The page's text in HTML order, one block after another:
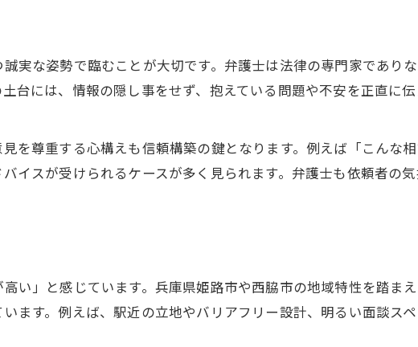
に好印象を与える準備のコツ
悩みを整理して弁護士活用
に敬意を示す関係作りの基本
士改善策で信頼関係を強化する
弁護士選びで安心を手に
実な姿勢で臨むことが大切です。弁護士は法律の専門家であり
台には、情報の隠し事をせず、抱えている問題や不安を正直に
を尊重する心構えも信頼構築の鍵となります。例えば「こんな
イスが受けられるケースが多く見られます。弁護士も依頼者の
い」と感じています。兵庫県姫路市や西脇市の地域特性を踏ま
ます。例えば、駅近の立地やバリアフリー設計、明るい面談ス